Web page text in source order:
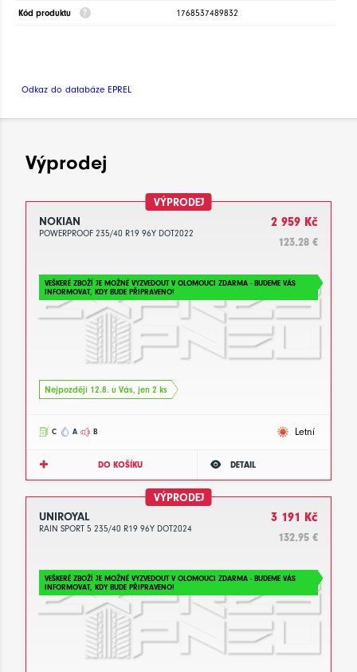
Kód produktu 1768537489832
Odkaz do databáze EPREL
Výprodej
VÝPRODEJ
NOKIAN
POWERPROOF 235/40 R19 96Y DOT2022
2 959 Kč
123.28 €
VEŠKERÉ ZBOŽÍ JE MOŽNÉ VYZVEDOUT V OLOMOUCI ZDARMA - BUDEME VÁS
INFORMOVAT, KDY BUDE PŘIPRAVENO!
Nejpozději 12.8. u Vás, jen 2 ks
C A B Letní
DO KOŠÍKU DETAIL
VÝPRODEJ
UNIROYAL
RAIN SPORT 5 235/40 R19 96Y DOT2024
3 191 Kč
132.95 €
VEŠKERÉ ZBOŽÍ JE MOŽNÉ VYZVEDOUT V OLOMOUCI ZDARMA - BUDEME VÁS
INFORMOVAT, KDY BUDE PŘIPRAVENO!